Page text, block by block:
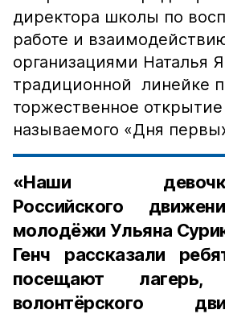
директора школы по
работе и
организациями Наталья
традиционной линейке
торжественное открытие
называемого «Дня
«Наши девочки-
Российского
молодёжи Ульяна
Генч рассказали
посещают
волонтёрского